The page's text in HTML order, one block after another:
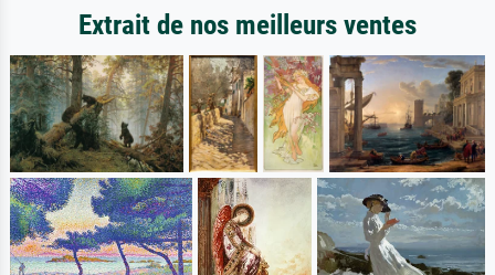
Extrait de nos meilleurs ventes